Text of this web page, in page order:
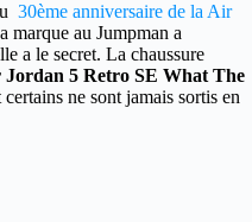
30ème anniversaire de la Air
marque au Jumpman a
a le secret. La chaussure
5 Retro SE What The
ne sont jamais sortis en